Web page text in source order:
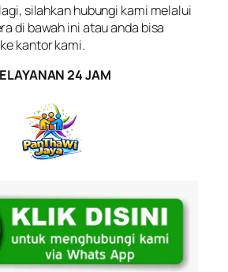
silahkan hubungi kami melalui
di bawah ini atau anda bisa
kantor kami.
24 JAM